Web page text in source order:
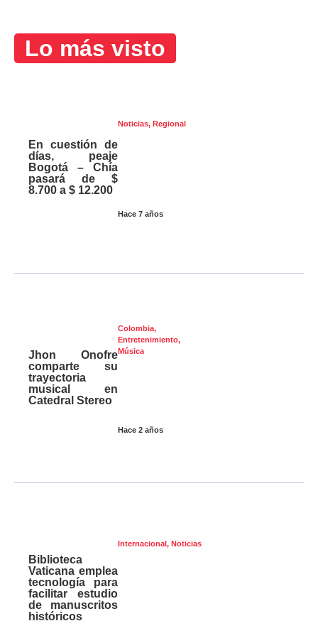
Lo más visto
Noticias, Regional
Hace 7 años
En cuestión de
días, peaje
Bogotá – Chía
pasará de $
8.700 a $ 12.200
Colombia,
Entretenimiento,
Música
Hace 2 años
Jhon Onofre
comparte su
trayectoria
musical en
Catedral Stereo
Internacional , Noticias
Biblioteca
Vaticana emplea
tecnología para
facilitar estudio
de manuscritos
históricos